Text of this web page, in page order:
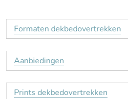
Formaten dekbedovertrekken
Aanbiedingen
Prints dekbedovertrekken